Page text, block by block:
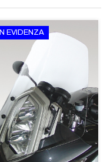
IN EVIDENZA